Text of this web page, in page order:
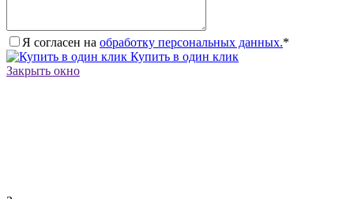
Я согласен на обработку персональных данных.*
Купить в один клик
Закрыть окно